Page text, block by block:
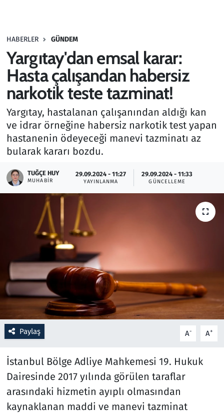
HABERLER GÜNDEM
Yargıtay'dan emsal karar:
Hasta çalışandan habersiz
narkotik teste tazminat!
Yargıtay, hastalanan çalışanından aldığı kan
ve idrar örneğine habersiz narkotik test yapan
hastanenin ödeyeceği manevi tazminatı az
bularak kararı bozdu.
TUĞÇE HUY
MUHABIR
29.09.2024 - 11:27
YAYINLANMA
29.09.2024 - 11:33
GÜNCELLEME
Paylaş A- A+
İstanbul Bölge Adliye Mahkemesi 19. Hukuk
Dairesinde 2017 yılında görülen taraflar
arasındaki hizmetin ayıplı olmasından
kaynaklanan maddi ve manevi tazminat
Haber
Kültür Sanat
Kurumsal Haberler
Lezzet Durağı
Memur ve Kamu
Otomobil
Oyun
Ramazan
Resmi İlanlar
Rüya Tabirleri
Sağlık
Savunma Sanayi
Spor
Teknoloji ve Bilim